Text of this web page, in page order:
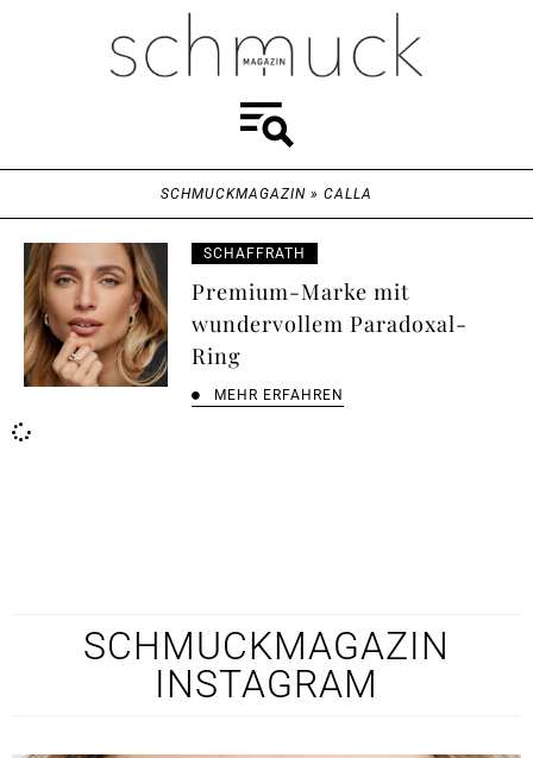
SCHMUCKMAGAZIN » CALLA
SCHAFFRATH
Premium-Marke mit
wundervollem Paradoxal-
Ring
MEHR ERFAHREN
SCHMUCKMAGAZIN
INSTAGRAM